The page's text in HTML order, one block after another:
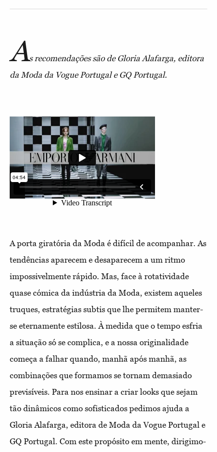
As recomendações são de Gloria Alafarga, editora
da Moda da Vogue Portugal e GQ Portugal.
A porta giratória da Moda é difícil de acompanhar. As
tendências aparecem e desaparecem a um ritmo
impossivelmente rápido. Mas, face à rotatividade
quase cómica da indústria da Moda, existem aqueles
truques, estratégias subtis que lhe permitem manter-
se eternamente estilosa. À medida que o tempo esfria
a situação só se complica, e a nossa originalidade
começa a falhar quando, manhã após manhã, as
combinações que formamos se tornam demasiado
previsíveis. Para nos ensinar a criar looks que sejam
tão dinâmicos como sofisticados pedimos ajuda a
Gloria Alafarga, editora de Moda da Vogue Portugal e
GQ Portugal. Com este propósito em mente, dirigimo-